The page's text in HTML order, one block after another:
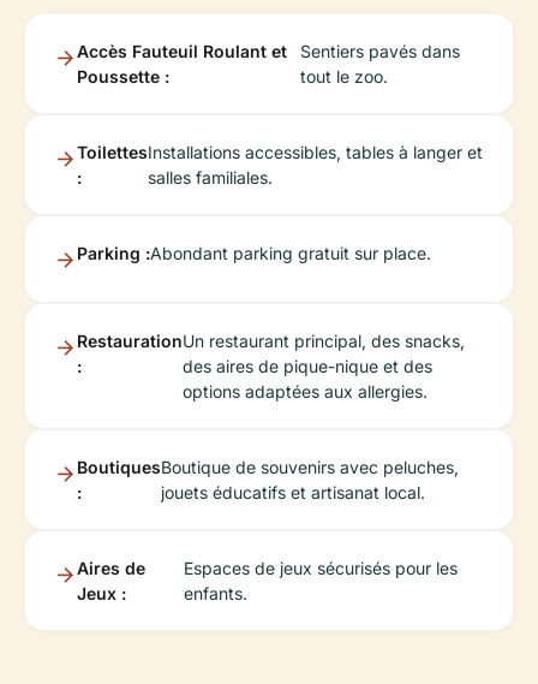
Accès Fauteuil Roulant et
Poussette :
Sentiers pavés dans
tout le zoo.
Toilettes
:
Installations accessibles, tables à langer et
salles familiales.
Parking :Abondant parking gratuit sur place.
Restauration
:
Un restaurant principal, des snacks,
des aires de pique-nique et des
options adaptées aux allergies.
Boutiques
:
Boutique de souvenirs avec peluches,
jouets éducatifs et artisanat local.
Aires de
Jeux :
Espaces de jeux sécurisés pour les
enfants.